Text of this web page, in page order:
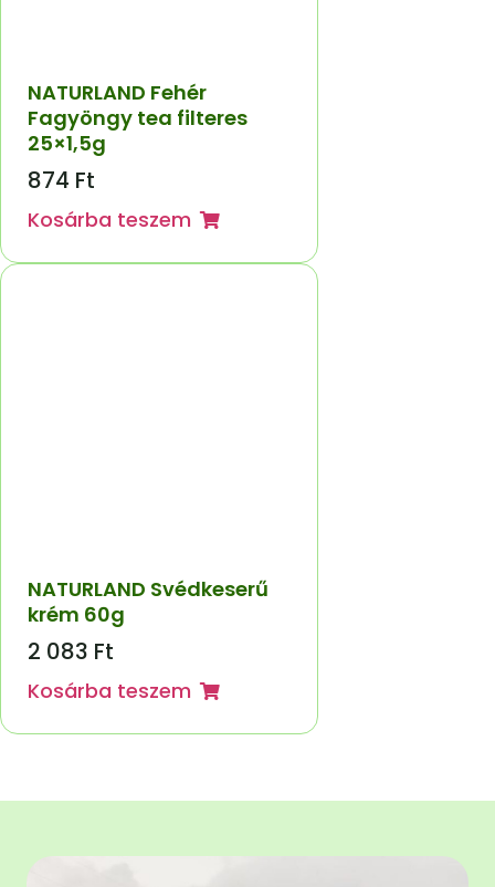
NATURLAND Fehér
Fagyöngy tea filteres
25×1,5g
874 Ft
Kosárba teszem
NATURLAND Svédkeserű
krém 60g
2 083 Ft
Kosárba teszem